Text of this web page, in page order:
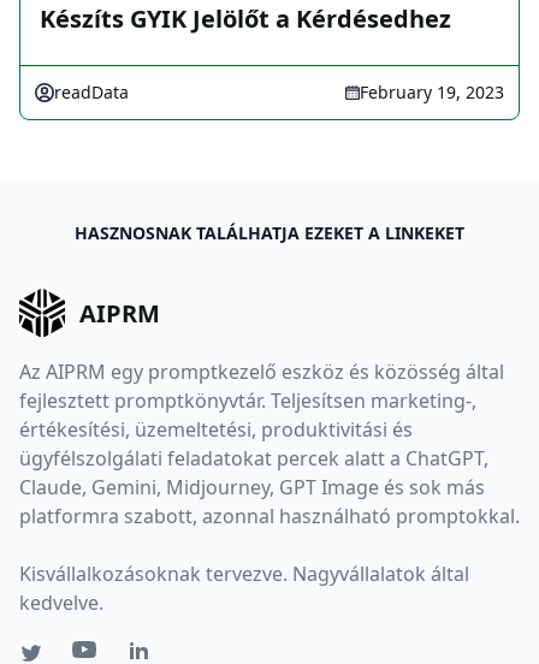
Készíts GYIK Jelölőt a Kérdésedhez
readData February 19, 2023
HASZNOSNAK TALÁLHATJA EZEKET A LINKEKET
AIPRM
Az AIPRM egy promptkezelő eszköz és közösség által
fejlesztett promptkönyvtár. Teljesítsen marketing-,
értékesítési, üzemeltetési, produktivitási és
ügyfélszolgálati feladatokat percek alatt a ChatGPT,
Claude, Gemini, Midjourney, GPT Image és sok más
platformra szabott, azonnal használható promptokkal.
Kisvállalkozásoknak tervezve. Nagyvállalatok által
kedvelve.